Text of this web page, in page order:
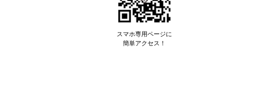
スマホ専用ページに
簡単アクセス！